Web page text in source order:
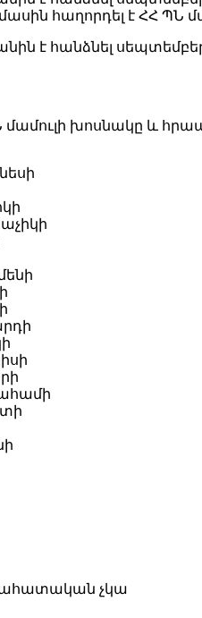
մասին հաղորդել է ՀՀ ՊՆ
է հանձնել
մամուլի խոսնակը և
չկա